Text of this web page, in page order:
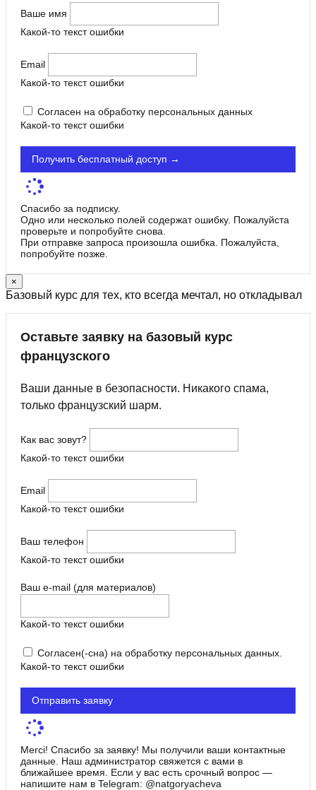
Ваше имя
Какой-то текст ошибки
Email
Какой-то текст ошибки
Согласен на обработку персональных данных
Какой-то текст ошибки
Получить бесплатный доступ →
Спасибо за подписку.
Одно или несколько полей содержат ошибку. Пожалуйста
проверьте и попробуйте снова.
При отправке запроса произошла ошибка. Пожалуйста,
попробуйте позже.
×
Базовый курс для тех, кто всегда мечтал, но откладывал
Оставьте заявку на базовый курс
французского
Ваши данные в безопасности. Никакого спама,
только французский шарм.
Как вас зовут?
Какой-то текст ошибки
Email
Какой-то текст ошибки
Ваш телефон
Какой-то текст ошибки
Ваш e-mail (для материалов)
Какой-то текст ошибки
Согласен(-сна) на обработку персональных данных.
Какой-то текст ошибки
Отправить заявку
Merci! Спасибо за заявку! Мы получили ваши контактные
данные. Наш администратор свяжется с вами в
ближайшее время. Если у вас есть срочный вопрос —
напишите нам в Telegram: @natgoryacheva